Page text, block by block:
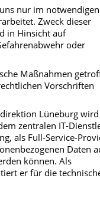
nur im notwendigen
Zweck dieser
in Hinsicht auf
oder
Maßnahmen
Vorschriften
Lüneburg
zentralen IT-
als Full-Service-
Daten
können. Als
er für die